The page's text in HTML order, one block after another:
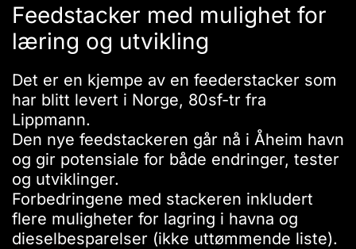
Feedstacker med mulighet for
læring og utvikling
Det er en kjempe av en feederstacker som
har blitt levert i Norge, 80sf-tr fra
Lippmann.
Den nye feedstackeren går nå i Åheim havn
og gir potensiale for både endringer, tester
og utviklinger.
Forbedringene med stackeren inkludert
flere muligheter for lagring i havna og
dieselbesparelser (ikke uttømmende liste).